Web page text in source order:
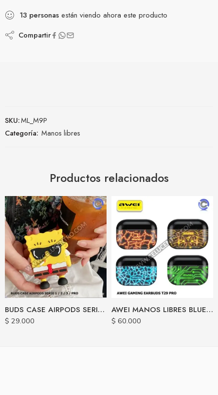
13 personas están viendo ahora este producto
Compartir
SKU:ML_M9P
Categoría: Manos libres
Productos relacionados
BUDS CASE AIRPODS SERIE 1 / 2 / 3 / PRO
$ 29.000
AWEI MANOS LIBRES BLUETOOTH T29 PRO TWS
$ 60.000